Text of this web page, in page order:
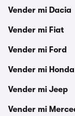
Vender mi Dacia
Vender mi Fiat
Vender mi Ford
Vender mi Honda
Vender mi Jeep
Vender mi